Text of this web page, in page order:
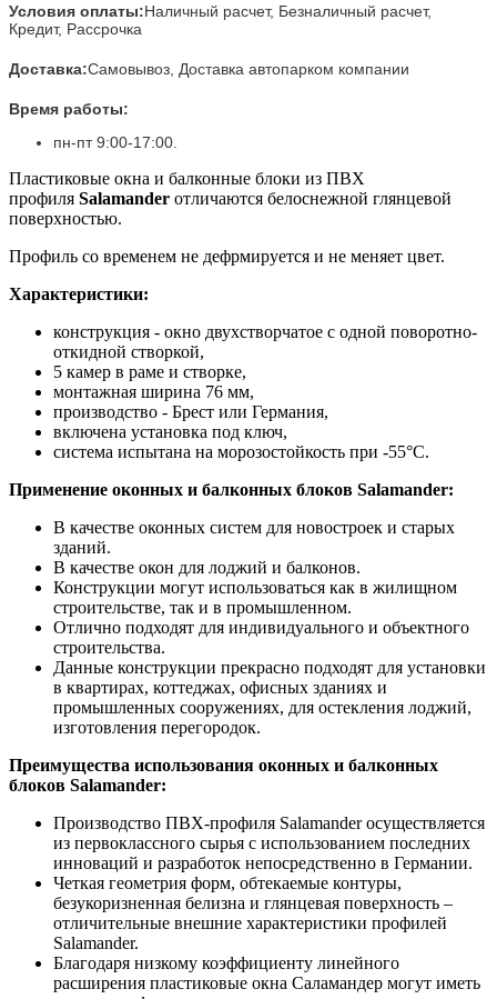
Условия оплаты:Наличный расчет, Безналичный расчет,
Кредит, Рассрочка
Доставка:Самовывоз, Доставка автопарком компании
Время работы:
пн-пт 9:00-17:00.
Пластиковые окна и балконные блоки из ПВХ
профиля Salamander отличаются белоснежной глянцевой
поверхностью.
Профиль со временем не дефрмируется и не меняет цвет.
Характеристики:
конструкция - окно двухстворчатое с одной поворотно-
откидной створкой,
5 камер в раме и створке,
монтажная ширина 76 мм,
производство - Брест или Германия,
включена установка под ключ,
система испытана на морозостойкость при -55°C.
Применение оконных и балконных блоков Salamander:
В качестве оконных систем для новостроек и старых
зданий.
В качестве окон для лоджий и балконов.
Конструкции могут использоваться как в жилищном
строительстве, так и в промышленном.
Отлично подходят для индивидуального и объектного
строительства.
Данные конструкции прекрасно подходят для установки
в квартирах, коттеджах, офисных зданиях и
промышленных сооружениях, для остекления лоджий,
изготовления перегородок.
Преимущества использования оконных и балконных
блоков Salamander:
Производство ПВХ-профиля Salamander осуществляется
из первоклассного сырья с использованием последних
инноваций и разработок непосредственно в Германии.
Четкая геометрия форм, обтекаемые контуры,
безукоризненная белизна и глянцевая поверхность –
отличительные внешние характеристики профилей
Salamander.
Благодаря низкому коэффициенту линейного
расширения пластиковые окна Саламандер могут иметь